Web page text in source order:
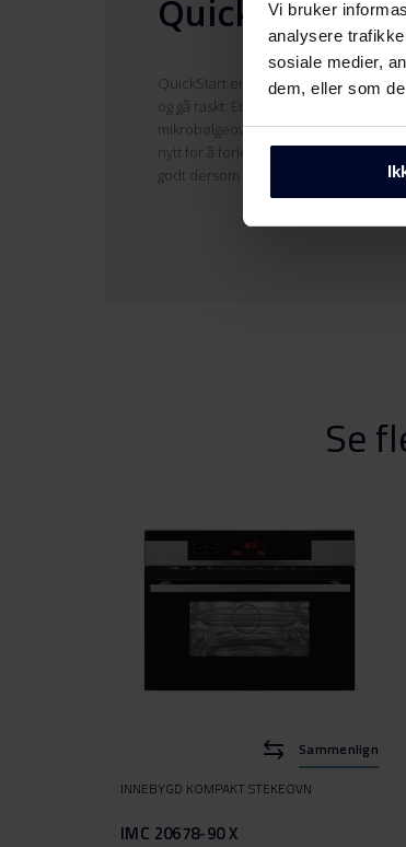
Vi bruker
analysere
sosiale medier,
dem, eller som
QuickStart
QuickStart er et godt alternativ når
og gå raskt. Et enkelt trykk er nok for å
mikrobølgeovnen, og deretter er det
nytt for å forlenge tiden. Metoden
godt dersom du bare skal varme en
Se
INNEBYGD KOMPAKT STEKEOVN
IMC 20678-90 X
Sammenlign